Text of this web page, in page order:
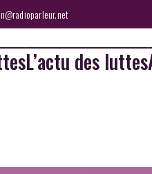
L’actu des luttes